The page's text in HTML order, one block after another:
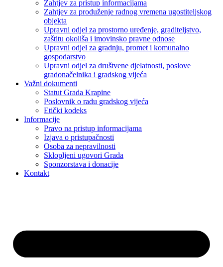
Zahtjev za pristup informacijama
Zahtjev za produženje radnog vremena ugostiteljskog
objekta
Upravni odjel za prostorno uređenje, graditeljstvo,
zaštitu okoliša i imovinsko pravne odnose
Upravni odjel za gradnju, promet i komunalno
gospodarstvo
Upravni odjel za društvene djelatnosti, poslove
gradonačelnika i gradskog vijeća
Važni dokumenti
Statut Grada Krapine
Poslovnik o radu gradskog vijeća
Etički kodeks
Informacije
Pravo na pristup informacijama
Izjava o pristupačnosti
Osoba za nepravilnosti
Sklopljeni ugovori Grada
Sponzorstava i donacije
Kontakt